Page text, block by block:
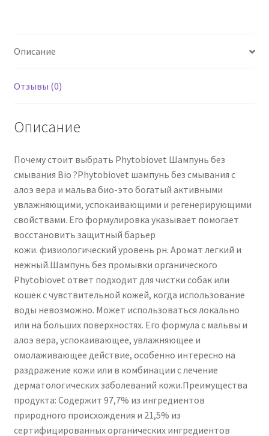
и
200
Описание
Отзывы (0)
Описание
Почему стоит выбрать Phytobiovet Шампунь без
смывания Bio ?Phytobiovet шампунь без смывания с
алоэ вера и мальва био-это богатый активными
увлажняющими, успокаивающими и регенерирующими
свойствами. Его формулировка указывает помогает
восстановить защитный барьер
кожи. физиологический уровень рн. Аромат легкий и
нежный.Шампунь без промывки органического
Phytobiovet ответ подходит для чистки собак или
кошек с чувствительной кожей, когда использование
воды невозможно. Может использоваться локально
или на больших поверхностях. Его формула с мальвы и
алоэ вера, успокаивающее, увлажняющее и
омолаживающее действие, особенно интересно на
раздражение кожи или в комбинации с лечение
дерматологических заболеваний кожи.Преимущества
продукта: Содержит 97,7% из ингредиентов
природного происхождения и 21,5% из
сертифицированных органических ингредиентов